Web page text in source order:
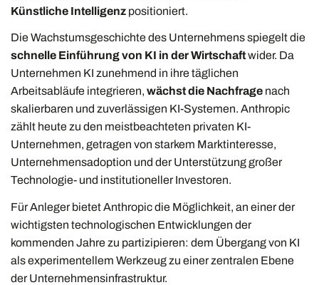
Künstliche Intelligenz positioniert.
Die Wachstumsgeschichte des Unternehmens spiegelt die
schnelle Einführung von KI in der Wirtschaftwider. Da
Unternehmen KI zunehmend in ihre täglichen
Arbeitsabläufe integrieren, wächst die Nachfrage nach
skalierbaren und zuverlässigen KI-Systemen. Anthropic
zählt heute zu den meistbeachteten privaten KI-
Unternehmen, getragen von starkem Marktinteresse,
Unternehmensadoption und der Unterstützung großer
Technologie- und institutioneller Investoren.
Für Anleger bietet Anthropic die Möglichkeit, an einer der
wichtigsten technologischen Entwicklungen der
kommenden Jahre zu partizipieren: dem Übergang von KI
als experimentellem Werkzeug zu einer zentralen Ebene
der Unternehmensinfrastruktur.